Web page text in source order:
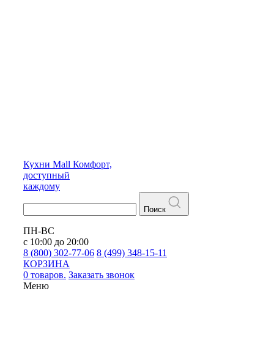
Кухни Mall Комфорт,
доступный
каждому
Поиск
ПН-ВС
с 10:00 до 20:00
8 (800) 302-77-06 8 (499) 348-15-11
КОРЗИНА
0 товаров. Заказать звонок
Меню